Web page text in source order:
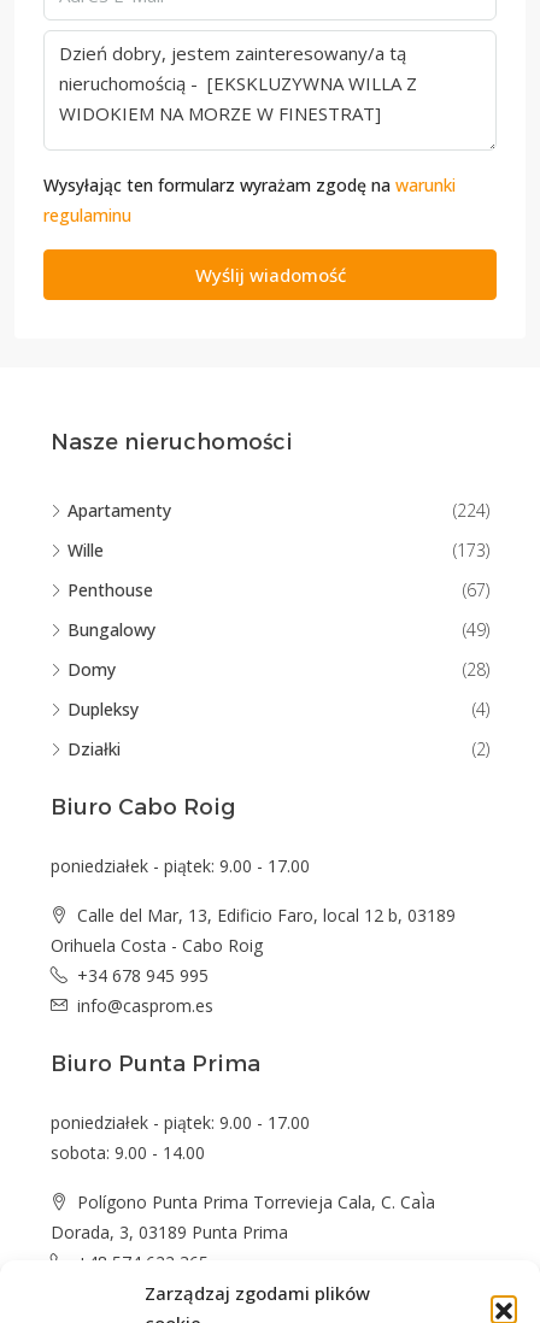
Zarządzaj zgodami plików
Wysyłając ten formularz wyrażam zgodę na warunki
regulaminu
Wyślij wiadomość
Nasze nieruchomości
Apartamenty
(224)
Wille
(173)
Penthouse
(67)
Bungalowy
(49)
Domy
(28)
Dupleksy
(4)
Działki
(2)
Biuro Cabo Roig
poniedziałek - piątek: 9.00 - 17.00
Calle del Mar, 13, Edificio Faro, local 12 b, 03189
Orihuela Costa - Cabo Roig
+34 678 945 995
info@casprom.es
Biuro Punta Prima
poniedziałek - piątek: 9.00 - 17.00
sobota: 9.00 - 14.00
Polígono Punta Prima Torrevieja Cala, C. CaÌa
Dorada, 3, 03189 Punta Prima
+48 574 622 365
info@casprom.es